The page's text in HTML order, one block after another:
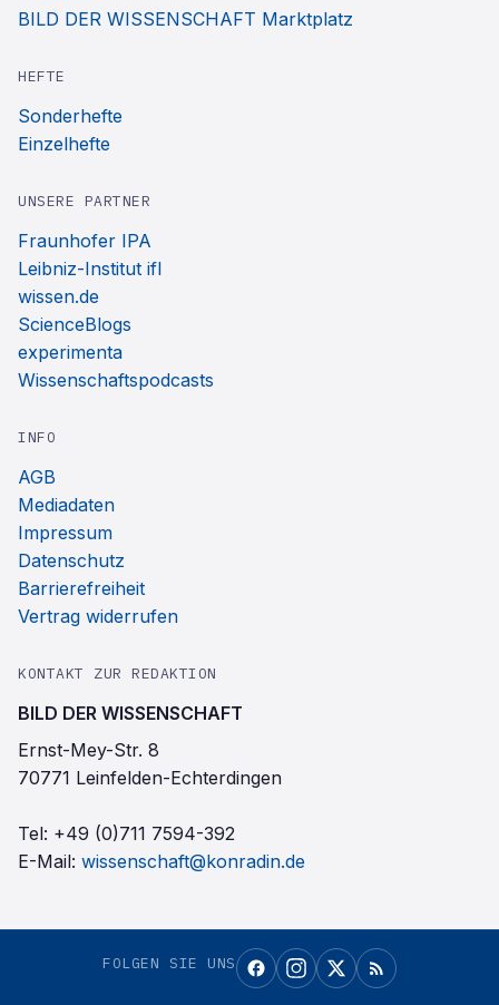
BILD DER WISSENSCHAFT Marktplatz
HEFTE
Sonderhefte
Einzelhefte
UNSERE PARTNER
Fraunhofer IPA
Leibniz-Institut ifl
wissen.de
ScienceBlogs
experimenta
Wissenschaftspodcasts
INFO
AGB
Mediadaten
Impressum
Datenschutz
Barrierefreiheit
Vertrag widerrufen
KONTAKT ZUR REDAKTION
BILD DER WISSENSCHAFT
Ernst-Mey-Str. 8
70771 Leinfelden-Echterdingen
Tel: +49 (0)711 7594-392
E-Mail: wissenschaft@konradin.de
FOLGEN SIE UNS